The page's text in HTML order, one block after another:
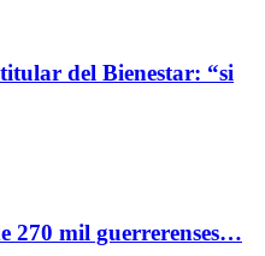
del Bienestar: “si
270 mil guerrerenses…